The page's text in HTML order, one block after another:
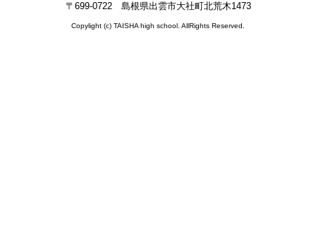
〒699-0722 島根県出雲市大社町北荒木1473
Copylight (c) TAISHA high school. AllRights Reserved.